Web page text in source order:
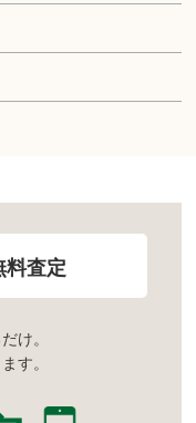
料査定
け。
す。